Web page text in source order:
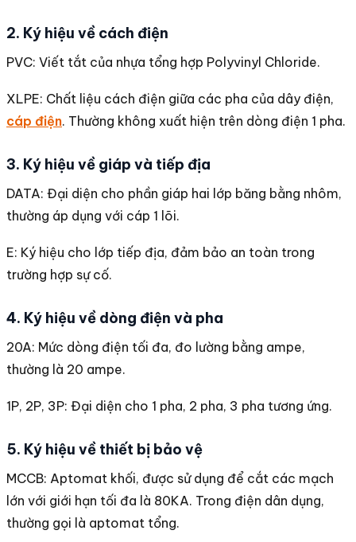
2. Ký hiệu về cách điện
PVC: Viết tắt của nhựa tổng hợp Polyvinyl Chloride.
XLPE: Chất liệu cách điện giữa các pha của dây điện,
cáp điện. Thường không xuất hiện trên dòng điện 1 pha.
3. Ký hiệu về giáp và tiếp địa
DATA: Đại diện cho phần giáp hai lớp băng bằng nhôm,
thường áp dụng với cáp 1 lõi.
E: Ký hiệu cho lớp tiếp địa, đảm bảo an toàn trong
trường hợp sự cố.
4. Ký hiệu về dòng điện và pha
20A: Mức dòng điện tối đa, đo lường bằng ampe,
thường là 20 ampe.
1P, 2P, 3P: Đại diện cho 1 pha, 2 pha, 3 pha tương ứng.
5. Ký hiệu về thiết bị bảo vệ
MCCB: Aptomat khối, được sử dụng để cắt các mạch
lớn với giới hạn tối đa là 80KA. Trong điện dân dụng,
thường gọi là aptomat tổng.